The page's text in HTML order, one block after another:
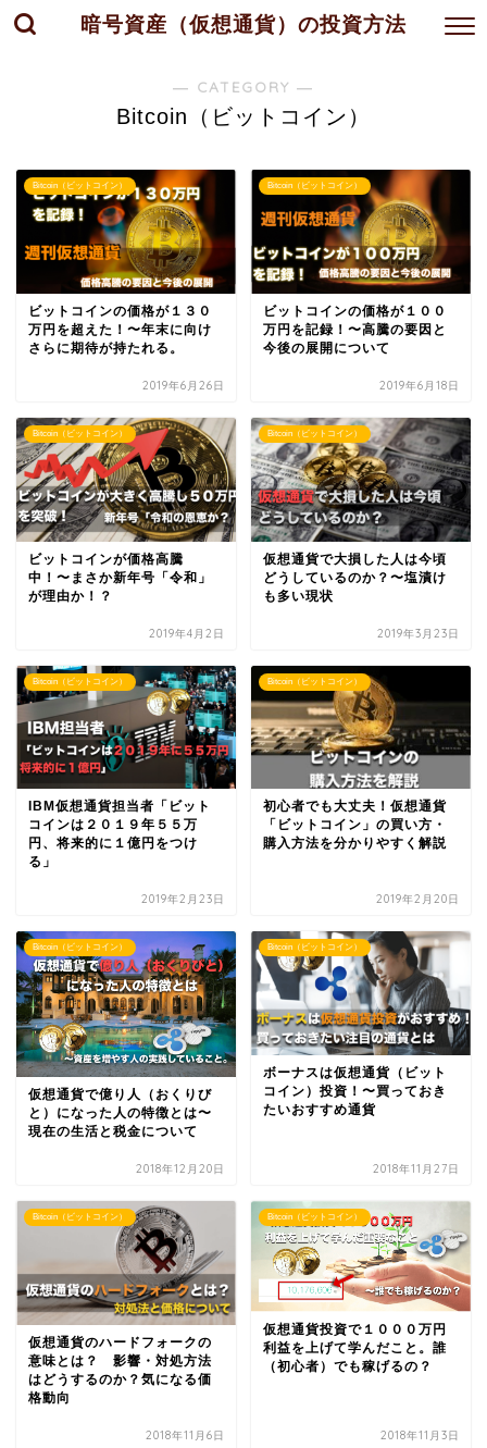
暗号資産（仮想通貨）の投資方法
― CATEGORY ―
Bitcoin（ビットコイン）
Bitcoin（ビットコイン）
ビットコインの価格が１３０
万円を超えた！〜年末に向け
さらに期待が持たれる。
2019年6月26日
Bitcoin（ビットコイン）
ビットコインの価格が１００
万円を記録！〜高騰の要因と
今後の展開について
2019年6月18日
Bitcoin（ビットコイン）
ビットコインが価格高騰
中！〜まさか新年号「令和」
が理由か！？
2019年4月2日
Bitcoin（ビットコイン）
仮想通貨で大損した人は今頃
どうしているのか？〜塩漬け
も多い現状
2019年3月23日
Bitcoin（ビットコイン）
IBM仮想通貨担当者「ビット
コインは２０１９年５５万
円、将来的に１億円をつけ
る」
2019年2月23日
Bitcoin（ビットコイン）
初心者でも大丈夫！仮想通貨
「ビットコイン」の買い方・
購入方法を分かりやすく解説
2019年2月20日
Bitcoin（ビットコイン）
仮想通貨で億り人（おくりび
と）になった人の特徴とは〜
現在の生活と税金について
2018年12月20日
Bitcoin（ビットコイン）
ボーナスは仮想通貨（ビット
コイン）投資！〜買っておき
たいおすすめ通貨
2018年11月27日
Bitcoin（ビットコイン）
仮想通貨のハードフォークの
意味とは？ 影響・対処方法
はどうするのか？気になる価
格動向
2018年11月6日
Bitcoin（ビットコイン）
仮想通貨投資で１０００万円
利益を上げて学んだこと。誰
（初心者）でも稼げるの？
2018年11月3日